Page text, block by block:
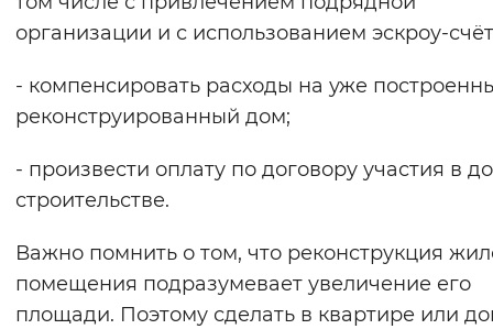
организации и с использованием эскроу-
- компенсировать расходы на уже
реконструированный дом;
- произвести оплату по договору участия в
строительстве.
Важно помнить о том, что реконструкция
помещения подразумевает увеличение его
площади. Поэтому сделать в квартире или